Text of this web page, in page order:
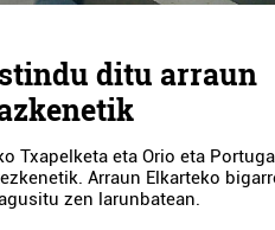
ditu arraun
Txapelketa eta Orio eta
Arraun Elkarteko
zen larunbatean.